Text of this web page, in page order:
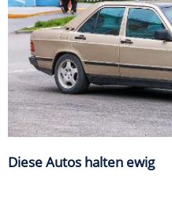
Diese Autos halten ewig